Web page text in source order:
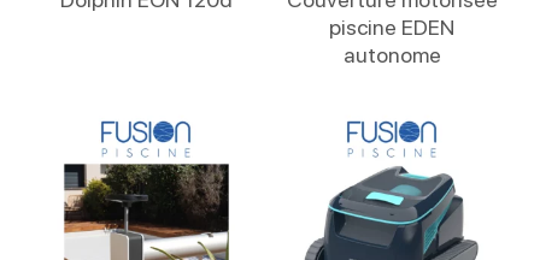
piscine EDEN
autonome